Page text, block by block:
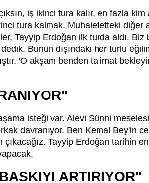
iş ikinci tura kalır, en fazla
tura kalmak. Muhalefetteki diğer
Tayyip Erdoğan ilk turda aldı.
Bunun dışındaki her türlü
'O akşam benden talimat
isteği var. Alevi Sünni
davranıyor. Ben Kemal Bey'in
Tayyip Erdoğan tarihin
ARTIRIYOR"